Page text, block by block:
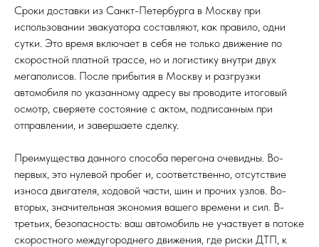
Сроки доставки из Санкт-Петербурга в Москву при
использовании эвакуатора составляют, как правило, одни
сутки. Это время включает в себя не только движение по
скоростной платной трассе, но и логистику внутри двух
мегаполисов. После прибытия в Москву и разгрузки
автомобиля по указанному адресу вы проводите итоговый
осмотр, сверяете состояние с актом, подписанным при
отправлении, и завершаете сделку.
Преимущества данного способа перегона очевидны. Во-
первых, это нулевой пробег и, соответственно, отсутствие
износа двигателя, ходовой части, шин и прочих узлов. Во-
вторых, значительная экономия вашего времени и сил. В-
третьих, безопасность: ваш автомобиль не участвует в потоке
скоростного междугороднего движения, где риски ДТП, к